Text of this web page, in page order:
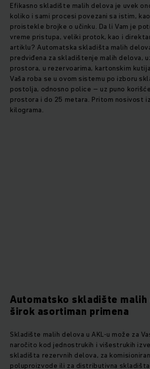
Efikasno skladište malih delova je uvek
koliko i sami procesi povezani sa istim,
proistekle brojke o učinku. Da li Vam je
vreme pristupa, veliki protok, kao i
artiklu? Automatska skladišta malih
predviđena za skladištenje malih delova,
prostora, u rezervoarima, kartonskim
Vaša roba se u ovom sistemu po izboru
postolja, odnosno police – uz puno
prostora i do 25 metara. Pritom nosivost
kilograma.
Automatsko skladište malih
širok asortiman primena
Skladište malih delova u AKL-u može za
naročito kod jednostrukih i višestrukih
skladišta rezervnih delova, za
poluproizvode ili za distributivna